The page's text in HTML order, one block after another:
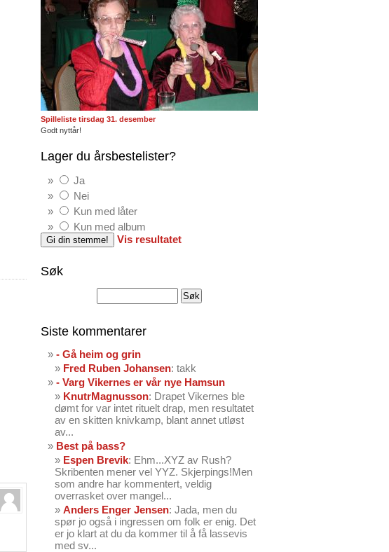
Spilleliste tirsdag 31. desember
Godt nyttår!
Lager du årsbestelister?
Ja
Nei
Kun med låter
Kun med album
Vis resultatet
Søk
Siste kommentarer
- Gå heim og grin
Fred Ruben Johansen: takk
- Varg Vikernes er vår nye Hamsun
KnutrMagnusson: Drapet Vikernes ble
dømt for var intet rituelt drap, men resultatet
av en skitten knivkamp, blant annet utløst
av...
Best på bass?
Espen Brevik: Ehm...XYZ av Rush?
Skribenten mener vel YYZ. Skjerpings!Men
som andre har kommentert, veldig
overrasket over mangel...
Anders Enger Jensen: Jada, men du
spør jo også i ingressen om folk er enig. Det
er jo klart at du da kommer til å få lassevis
med sv...